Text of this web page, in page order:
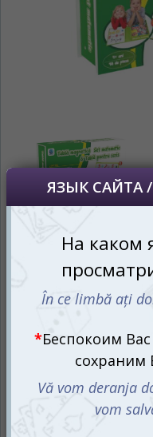
Если вы хотите
сайта, то это можно
правом верхнем углу
Dacă doriți să schimbați limba
oricând să faceți asta în colțul